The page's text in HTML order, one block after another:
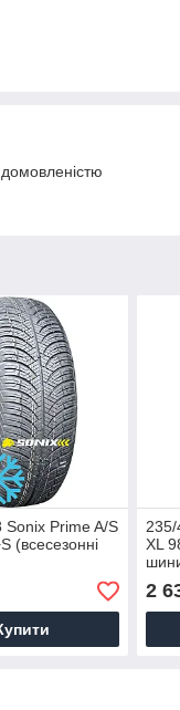
Sonix Prime A/S
(всесезонні
235/
XL
2